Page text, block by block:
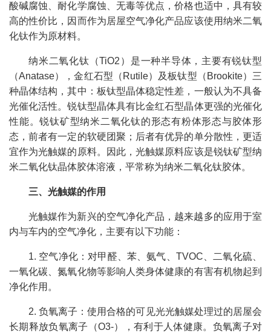
酸碱腐蚀、耐化学腐蚀、无毒等优点，价格也适中，具有较
高的性价比，因而作为居屋空气净化产品应该使用纳米二氧
化钛作为原材料。
纳米二氧化钛（TiO2）是一种半导体，主要有锐钛型
（Anatase），金红石型（Rutile）及板钛型（Brookite）三
种晶体结构，其中：板钛型晶体稳定性差，一般认为不具备
光催化活性。锐钛型晶体具有比金红石型晶体更强的光催化
性能。锐钛矿型纳米二氧化钛的形态有粉体形态与胶体形
态，前者有一定的软硬团聚；后者有优异的单分散性，更适
宜作为光触媒的原料。因此，光触媒原料应该是锐钛矿型纳
米二氧化钛晶体胶体溶液，平常称为纳米二氧化钛胶体。
三、光触媒的作用
光触媒作为新兴的空气净化产品，越来越多的应用于室
内与车内的空气净化，主要有以下功能：
1. 空气净化：对甲醛、苯、氨气、TVOC、二氧化硫、
一氧化碳、氮氧化物等影响人类身体健康的有害有机物起到
净化作用。
2. 负氧离子：使用合格的可见光光触媒处理过的居屋会
长期释放负氧离子（O3-），有利于人体健康。负氧离子对